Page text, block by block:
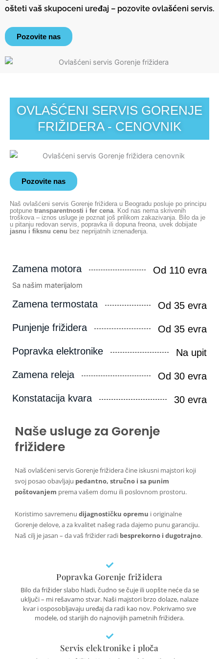
ošteti vaš skupoceni uređaj – pozovite ovlašćeni servis.
Pozovite nas
OVLAŠĆENI SERVIS GORENJE
FRIŽIDERA - CENOVNIK
Pozovite nas
Naš ovlašćeni servis Gorenje frižidera u Beogradu posluje po principu
potpune transparentnosti i fer cena. Kod nas nema skrivenih
troškova – iznos usluge je poznat još prilikom zakazivanja. Bilo da je
u pitanju redovan servis, popravka ili dopuna freona, uvek dobijate
jasnu i fiksnu cenu bez neprijatnih iznenađenja.
Zamena motora Od 110 evra
Sa našim materijalom
Zamena termostata Od 35 evra
Punjenje frižidera Od 35 evra
Popravka elektronike Na upit
Zamena releja Od 30 evra
Konstatacija kvara 30 evra
Naše usluge za Gorenje
frižidere
Naš ovlašćeni servis Gorenje frižidera čine iskusni majstori koji
svoj posao obavljaju pedantno, stručno i sa punim
poštovanjem prema vašem domu ili poslovnom prostoru.
Koristimo savremenu dijagnostičku opremu i originalne
Gorenje delove, a za kvalitet našeg rada dajemo punu garanciju.
Naš cilj je jasan – da vaš frižider radi besprekorno i dugotrajno.
Popravka Gorenje frižidera
Bilo da frižider slabo hladi, čudno se čuje ili uopšte neće da se
uključi – mi rešavamo stvar. Naši majstori brzo dolaze, nalaze
kvar i osposobljavaju uređaj da radi kao nov. Pokrivamo sve
modele, od starijih do najnovijih pametnih frižidera.
Servis elektronike i ploča